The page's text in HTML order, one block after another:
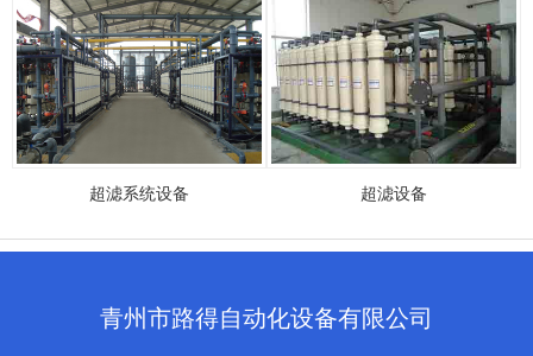
超滤系统设备 超滤设备
青州市路得自动化设备有限公司